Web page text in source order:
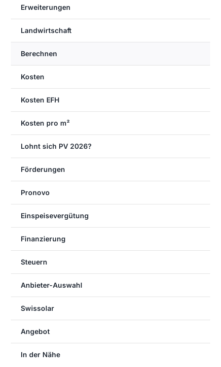
Erweiterungen
Landwirtschaft
Berechnen
Kosten
Kosten EFH
Kosten pro m²
Lohnt sich PV 2026?
Förderungen
Pronovo
Einspeisevergütung
Finanzierung
Steuern
Anbieter-Auswahl
Swissolar
Angebot
In der Nähe